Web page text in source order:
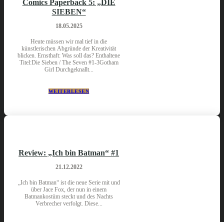
Comics Paperback 5: „DIE
SIEBEN“
18.05.2025
Heute müssen wir mal tief in die
künstlerischen Abgründe der Kreativität
blicken. Ernsthaft: Was soll das? Enthaltene
Titel:Die Sieben / The Seven #1-3Gotham
Girl Durchgeknallt...
WEITERLESEN
Review: „Ich bin Batman“ #1
21.12.2022
„Ich bin Batman“ ist die neue Serie mit und
über Jace Fox, der nun in einem
Batmankostüm steckt und des Nachts
Verbrecher verfolgt. Diese...